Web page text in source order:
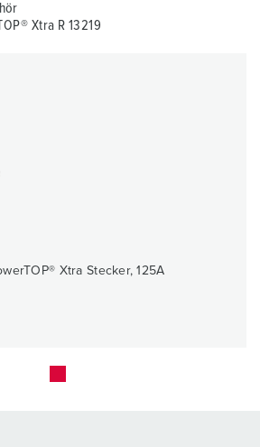
Xtra R 13219
Xtra Stecker, 125A